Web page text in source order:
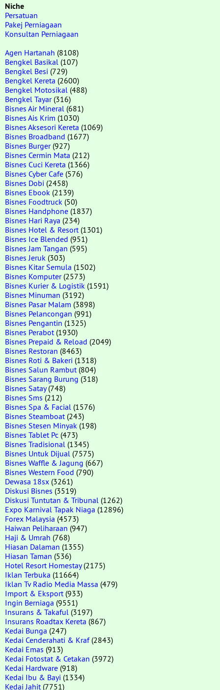
Niche
Persatuan
Pakej Perniagaan
Konsultan Perniagaan
Agen Hartanah (8108)
Bengkel Basikal (107)
Bengkel Besi (729)
Bengkel Kereta (2600)
Bengkel Motosikal (488)
Bengkel Tayar(316)
Bisnes Air Mineral (681)
Bisnes Ais Krim (1030)
Bisnes Aksesori Kereta (1069)
Bisnes Broadband (1677)
Bisnes Burger(927)
Bisnes Cermin Mata (212)
Bisnes Cuci Kereta (1366)
Bisnes Cyber Cafe (576)
Bisnes Dobi (2458)
Bisnes Ebook (2139)
Bisnes Foodtruck (50)
Bisnes Handphone (1837)
Bisnes Hari Raya (234)
Bisnes Hotel & Resort (1301)
Bisnes Ice Blended (951)
Bisnes Jam Tangan (595)
Bisnes Jeruk (303)
Bisnes Kitar Semula (1502)
Bisnes Komputer(2573)
Bisnes Kurier & Logistik (1591)
Bisnes Minuman (3192)
Bisnes Pasar Malam (3898)
Bisnes Pelancongan (991)
Bisnes Pengantin (1325)
Bisnes Perabot (1930)
Bisnes Prepaid & Reload (2049)
Bisnes Restoran (8463)
Bisnes Roti & Bakeri (1318)
Bisnes Salun Rambut (804)
Bisnes Sarang Burung (318)
Bisnes Satay(748)
Bisnes Sms (212)
Bisnes Spa & Facial (1576)
Bisnes Steamboat (243)
Bisnes Stesen Minyak (198)
Bisnes Tablet Pc (473)
Bisnes Tradisional (1345)
Bisnes Untuk Dijual (7575)
Bisnes Waffle & Jagung (667)
Bisnes Western Food (790)
Dewasa 18sx (3261)
Diskusi Bisnes (3519)
Diskusi Tuntutan & Tribunal (1262)
Expo Karnival Tapak Niaga (12896)
Forex Malaysia (4573)
Haiwan Peliharaan (947)
Haji & Umrah (768)
Hiasan Dalaman (1355)
Hiasan Taman (536)
Hotel Resort Homestay(2175)
Iklan Terbuka (11664)
Iklan Tv Radio Media Massa (479)
Import & Eksport (933)
Ingin Berniaga (9551)
Insurans & Takaful (3197)
Insurans Roadtax Kereta (867)
Kedai Bunga (247)
Kedai Cenderahati & Kraf(2843)
Kedai Emas (913)
Kedai Fotostat & Cetakan (3972)
Kedai Hardware (918)
Kedai Ibu & Bayi (1334)
Kedai Jahit (7751)